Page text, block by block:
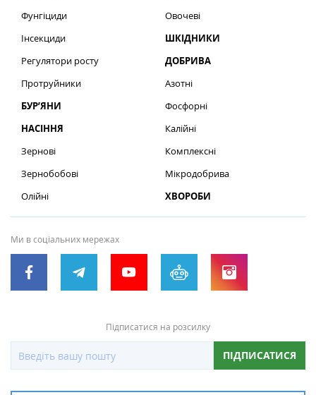
Фунгіциди
Інсекциди
Регулятори росту
Протруйники
БУР’ЯНИ
НАСІННЯ
Зернові
Зернобобові
Олійні
Овочеві
ШКІДНИКИ
ДОБРИВА
Азотні
Фосфорні
Калійні
Комплексні
Мікродобрива
ХВОРОБИ
Ми в соціальних мережах
Підписатися на розсилку
ПІДПИСАТИСЯ